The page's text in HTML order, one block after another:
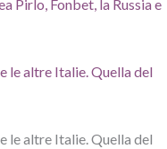
le altre Italie. Quella del
le altre Italie. Quella del